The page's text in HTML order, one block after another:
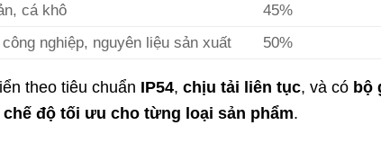
cá khô
45%
nghiệp, nguyên liệu sản xuất 50%
theo tiêu chuẩn IP54, chịu tải liên tục, và có bộ
độ tối ưu cho từng loại sản phẩm.